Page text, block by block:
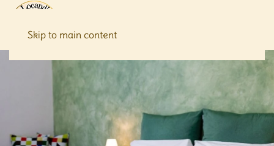
Skip to main content